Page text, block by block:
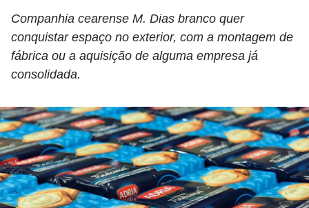
Companhia cearense M. Dias branco quer
conquistar espaço no exterior, com a montagem de
fábrica ou a aquisição de alguma empresa já
consolidada.